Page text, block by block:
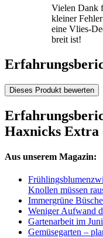
Vielen Dank
kleiner
eine Vlies-
breit ist!
Dieses Produkt bewerten
Haxnicks Extra
Aus unserem Magazin:
Knollen müssen
Immergrüne
Weniger Aufwand
Gartenarbeit im
Gemüsegarten –